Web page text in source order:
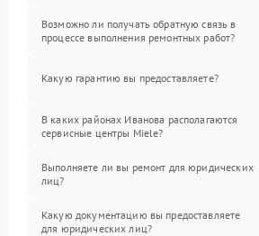
Возможно ли получать обратную связь в
процессе выполнения ремонтных работ?
Какую гарантию вы предоставляете?
В каких районах Иванова располагаются
сервисные центры Miele?
Выполняете ли вы ремонт для юридических
лиц?
Какую документацию вы предоставляете
для юридических лиц?